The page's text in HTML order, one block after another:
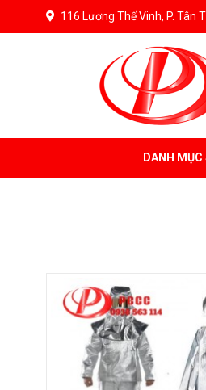
116 Lương Thế Vinh, P. Tân
DANH MỤC